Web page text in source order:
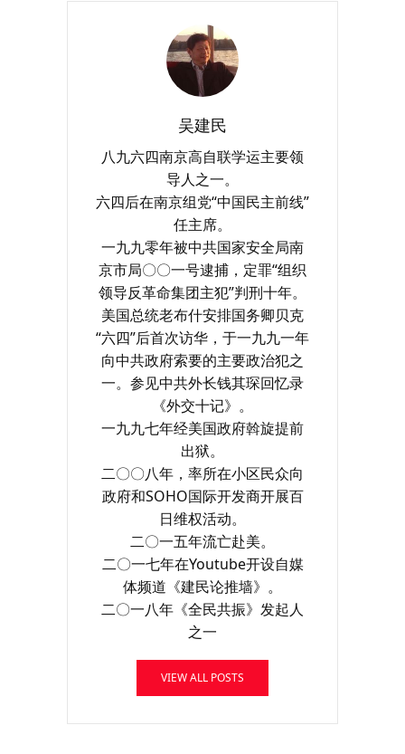
吴建民
八九六四南京高自联学运主要领
导人之一。
六四后在南京组党“中国民主前线”
任主席。
一九九零年被中共国家安全局南
京市局〇〇一号逮捕，定罪“组织
领导反革命集团主犯”判刑十年。
美国总统老布什安排国务卿贝克
“六四”后首次访华，于一九九一年
向中共政府索要的主要政治犯之
一。参见中共外长钱其琛回忆录
《外交十记》。
一九九七年经美国政府斡旋提前
出狱。
二〇〇八年，率所在小区民众向
政府和SOHO国际开发商开展百
日维权活动。
二〇一五年流亡赴美。
二〇一七年在Youtube开设自媒
体频道《建民论推墙》。
二〇一八年《全民共振》发起人
之一
VIEW ALL POSTS